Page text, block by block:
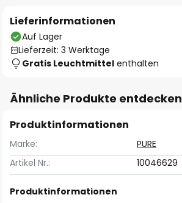
Lieferinformationen
Auf Lager
Lieferzeit: 3 Werktage
Gratis Leuchtmittel enthalten
Ähnliche Produkte entdecken
Produktinformationen
Marke:
PURE
Artikel Nr.:
10046629
Produktinformationen